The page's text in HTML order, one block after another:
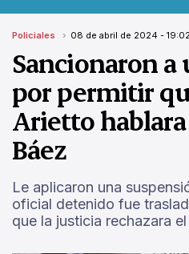
Policiales 08 de abril de 2024 -
Sancionaron a
por permitir
Arietto
Báez
Le aplicaron una
oficial detenido fue
que la justicia rechazara